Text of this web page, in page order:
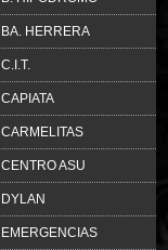
BA. HERRERA
C.I.T.
CAPIATA
CARMELITAS
CENTRO ASU
DYLAN
EMERGENCIAS